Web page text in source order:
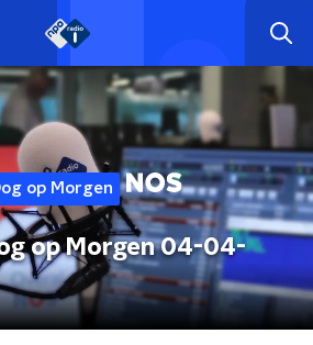
op Morgen
op Morgen 04-04-